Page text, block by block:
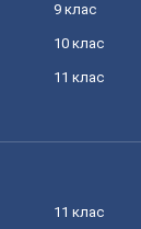
9 клас
10 клас
11 клас
11 клас